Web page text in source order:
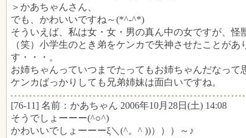
＞かあちゃんさん、
でも、かわいいですね～(*^-^*)
そういえば、私は女・女・男の真ん中の女ですが、怪
（笑）小学生のとき弟をケンカで失神させたことがあ
す・・・。
お姉ちゃんっていつまでたってもお姉ちゃんだなって
ケンカばっかりしても兄弟姉妹は面白いですね。
[76-11] 名前：かあちゃん 2006年10月28日(土) 14:08
そうでしょーーー(^○^)
かわいいでしょーーーξ＼(^。^ ))）））～♪